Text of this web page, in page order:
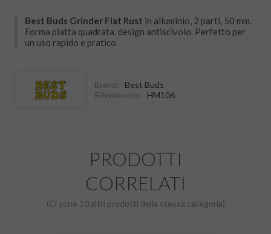
Best Buds Grinder Flat Rust in alluminio, 2 parti, 50 mm.
Forma piatta quadrata, design antiscivolo. Perfetto per
un uso rapido e pratico.
Brand:
Best Buds
Riferimento:
HM106
PRODOTTI
CORRELATI
(Ci sono 10 altri prodotti della stessa categoria)